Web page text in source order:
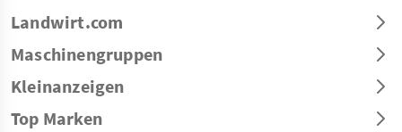
Landwirt.com
Maschinengruppen
Kleinanzeigen
Top Marken